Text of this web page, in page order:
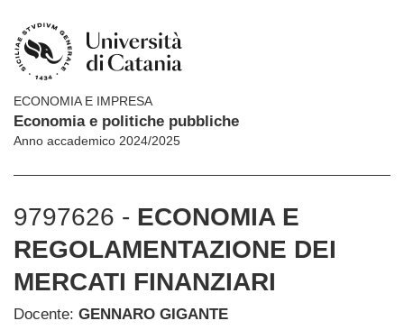
ECONOMIA E IMPRESA
Economia e politiche pubbliche
Anno accademico 2024/2025
9797626 - ECONOMIA E
REGOLAMENTAZIONE DEI
MERCATI FINANZIARI
Docente: GENNARO GIGANTE